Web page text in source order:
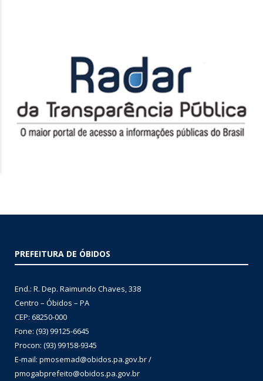
PREFEITURA DE ÓBIDOS
End.: R. Dep. Raimundo Chaves, 338
Centro – Óbidos – PA
CEP: 68250-000
Fone: (93) 99125-6645
Procon: (93) 99158-9345
E-mail: pmosemad@obidos.pa.gov.br /
pmogabprefeito@obidos.pa.gov.br